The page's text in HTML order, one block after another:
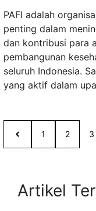
PAFI adalah
penting dalam
dan kontribusi para
pembangunan
seluruh Indonesia.
yang aktif dalam
budaya, serta
1 2 3
Artikel